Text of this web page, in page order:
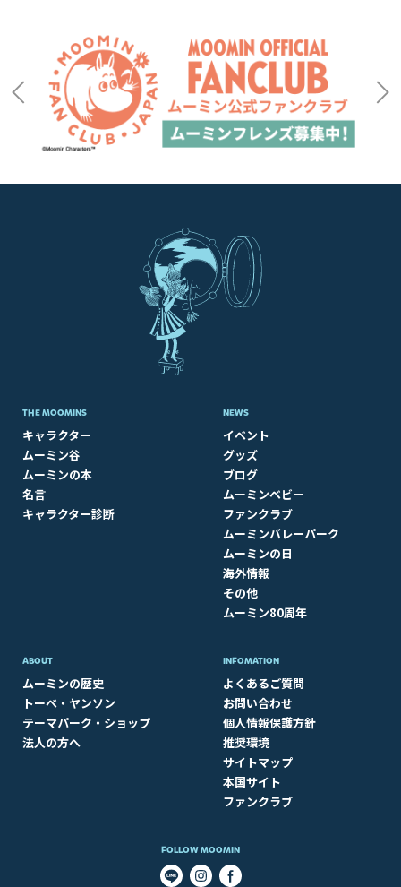
THE MOOMINS
キャラクター
ムーミン谷
ムーミンの本
名言
キャラクター診断
NEWS
イベント
グッズ
ブログ
ムーミンベビー
ファンクラブ
ムーミンバレーパーク
ムーミンの日
海外情報
その他
ムーミン80周年
ABOUT​
ムーミンの歴史
トーベ・ヤンソン
テーマパーク・ショップ
法人の方へ
INFOMATION
よくあるご質問
お問い合わせ
個人情報保護方針
推奨環境
サイトマップ
本国サイト
ファンクラブ
FOLLOW MOOMIN